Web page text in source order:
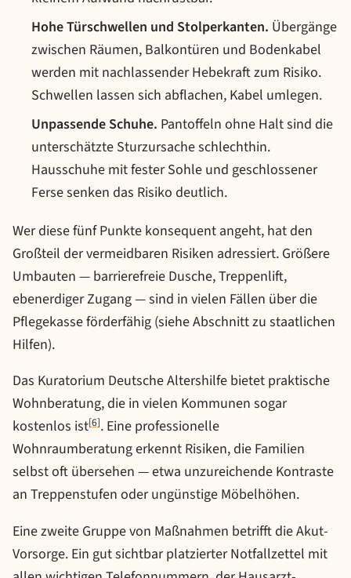
Hohe Türschwellen und Stolperkanten. Übergänge
zwischen Räumen, Balkontüren und Bodenkabel
werden mit nachlassender Hebekraft zum Risiko.
Schwellen lassen sich abflachen, Kabel umlegen.
Unpassende Schuhe. Pantoffeln ohne Halt sind die
unterschätzte Sturzursache schlechthin.
Hausschuhe mit fester Sohle und geschlossener
Ferse senken das Risiko deutlich.
Wer diese fünf Punkte konsequent angeht, hat den
Großteil der vermeidbaren Risiken adressiert. Größere
Umbauten — barrierefreie Dusche, Treppenlift,
ebenerdiger Zugang — sind in vielen Fällen über die
Pflegekasse förderfähig (siehe Abschnitt zu staatlichen
Hilfen).
Das Kuratorium Deutsche Altershilfe bietet praktische
Wohnberatung, die in vielen Kommunen sogar
kostenlos ist[6]. Eine professionelle
Wohnraumberatung erkennt Risiken, die Familien
selbst oft übersehen — etwa unzureichende Kontraste
an Treppenstufen oder ungünstige Möbelhöhen.
Eine zweite Gruppe von Maßnahmen betrifft die Akut-
Vorsorge. Ein gut sichtbar platzierter Notfallzettel mit